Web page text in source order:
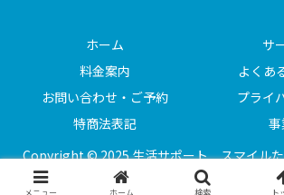
ホーム
サ
料金案内
よくあ
お問い合わせ・ご予約
プライ
特商法表記
Copyright © 2025 生活サポート スマイル
Reserved.